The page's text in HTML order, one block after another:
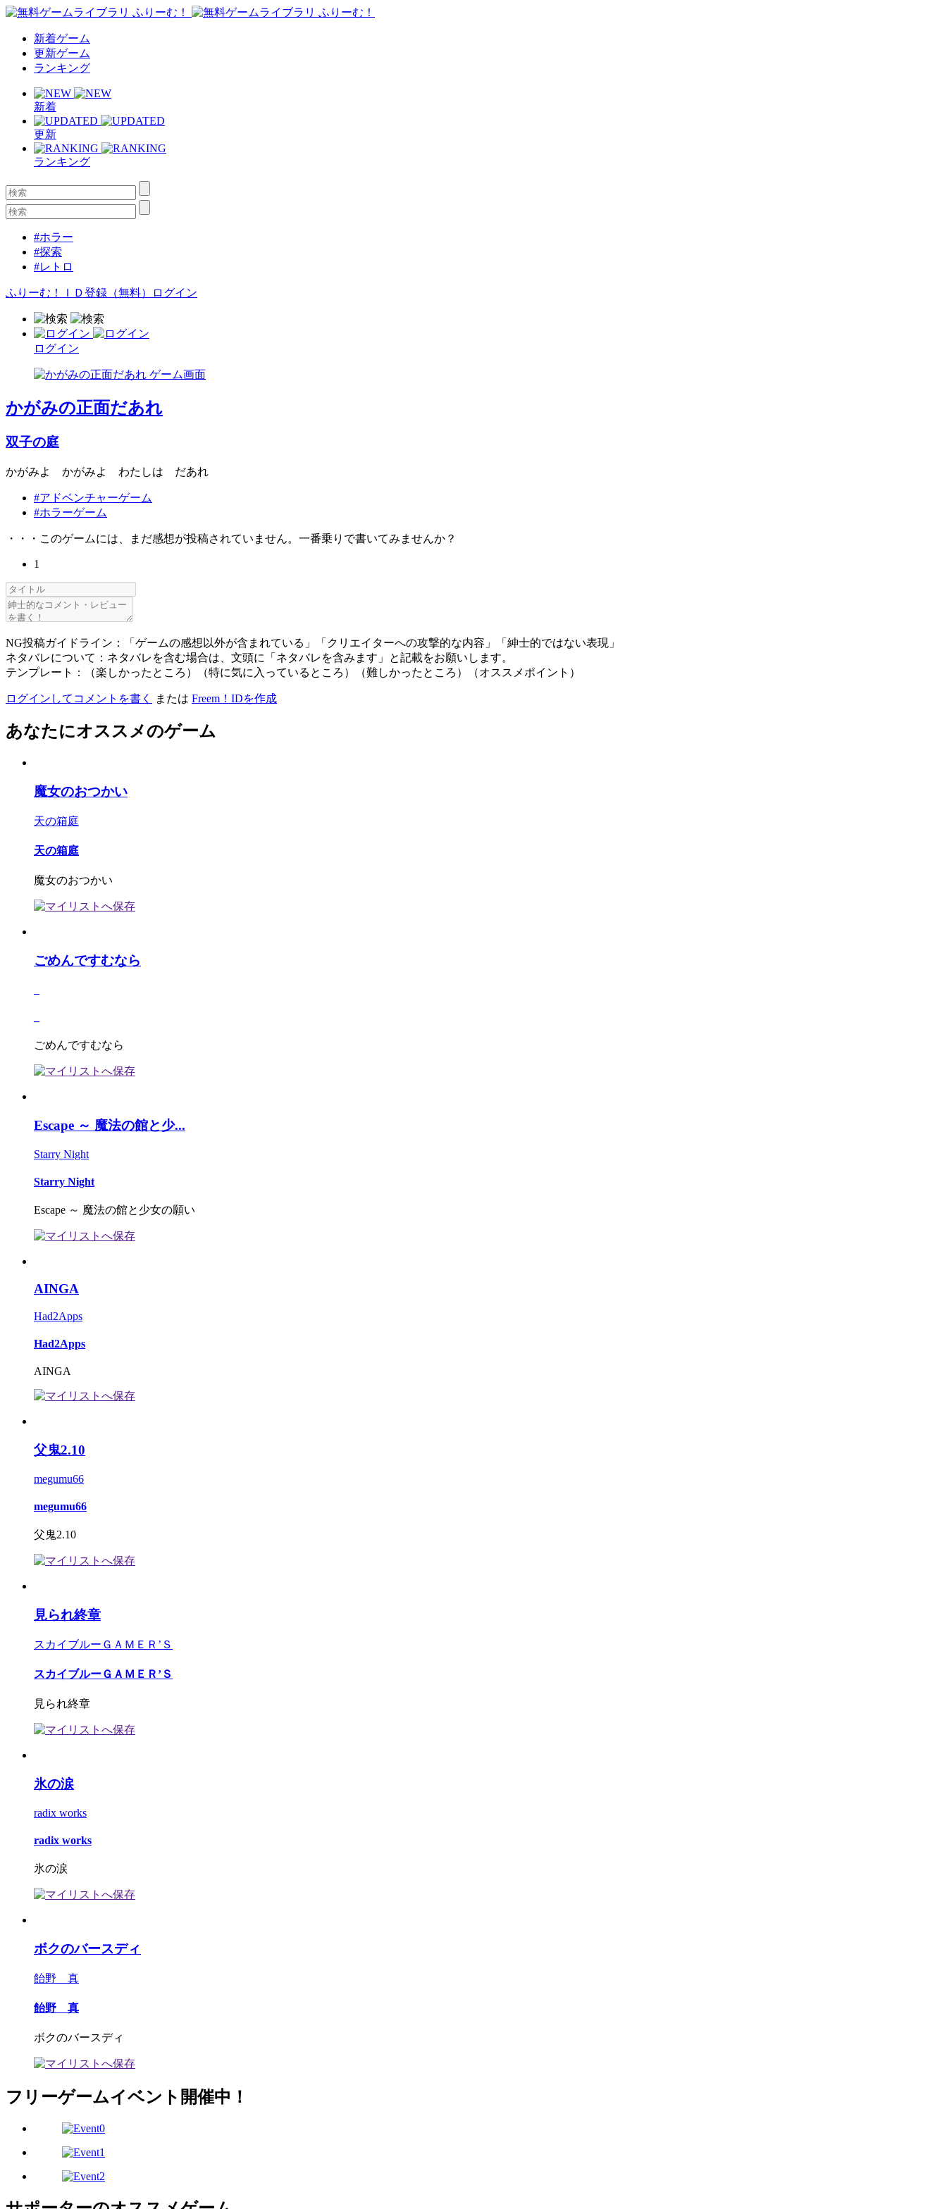
新着ゲーム
更新ゲーム
ランキング
新着
更新
ランキング
#ホラー
#探索
#レトロ
ふりーむ！ＩＤ登録（無料） ログイン
ログイン
かがみの正面だあれ
双子の庭
かがみよ かがみよ わたしは だあれ
#アドベンチャーゲーム
#ホラーゲーム
・・・このゲームには、まだ感想が投稿されていません。一番乗りで書いてみませんか？
1
NG投稿ガイドライン：「ゲームの感想以外が含まれている」「クリエイターへの攻撃的な内容」「紳士的ではない表現」
ネタバレについて：ネタバレを含む場合は、文頭に「ネタバレを含みます」と記載をお願いします。
テンプレート：（楽しかったところ）（特に気に入っているところ）（難しかったところ）（オススメポイント）
ログインしてコメントを書く または Freem！IDを作成
あなたにオススメのゲーム
魔女のおつかい
天の箱庭
天の箱庭
魔女のおつかい
ごめんですむなら
ごめんですむなら
Escape ～ 魔法の館と少...
Starry Night
Starry Night
Escape ～ 魔法の館と少女の願い
AINGA
Had2Apps
Had2Apps
AINGA
父鬼2.10
megumu66
megumu66
父鬼2.10
見られ終章
スカイブルーＧＡＭＥＲ’Ｓ
スカイブルーＧＡＭＥＲ’Ｓ
見られ終章
氷の涙
radix works
radix works
氷の涙
ボクのバースディ
飴野 真
飴野 真
ボクのバースディ
フリーゲームイベント開催中！